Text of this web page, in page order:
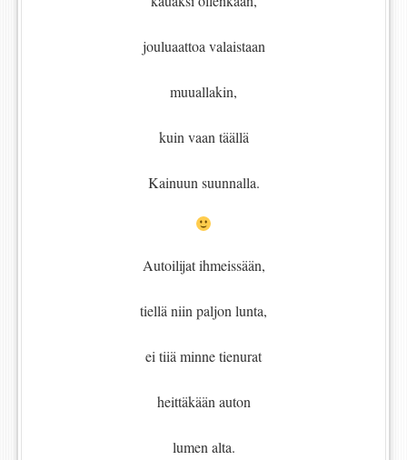
jouluaattoa valaistaan
muuallakin,
kuin vaan täällä
Kainuun suunnalla.
Autoilijat ihmeissään,
tiellä niin paljon lunta,
ei tiiä minne tienurat
heittäkään auton
lumen alta.